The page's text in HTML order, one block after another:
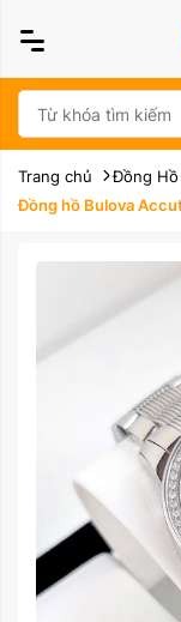
Trang chủ
Đồng Hồ
Đồng hồ Bulova